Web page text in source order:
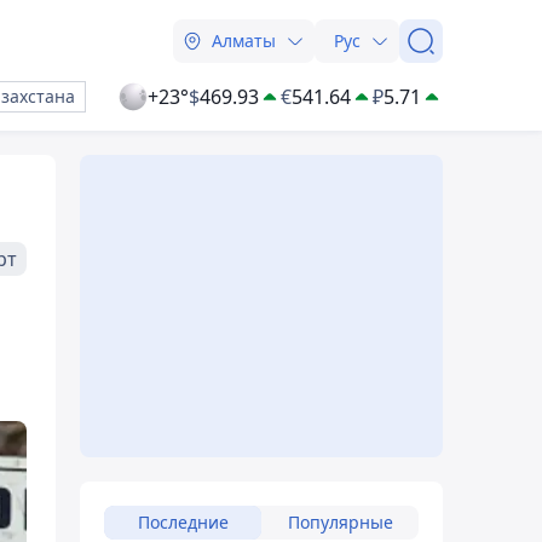
Алматы Рус
+23°$469.93 €541.64 ₽5.71
Последние Популярные